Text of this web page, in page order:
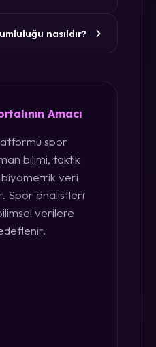
nasıldır?
Amacı
spor
bilimi, taktik
veri
Spor analistleri
verilere